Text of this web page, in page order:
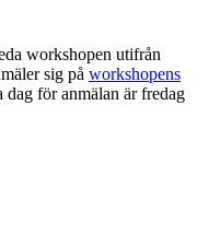
workshopen utifrån
sig på workshopens
dag för anmälan är fredag